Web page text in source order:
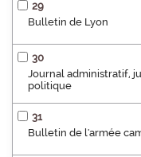
29
Bulletin de Lyon
30
Journal administratif,
politique
31
Bulletin de l'armée